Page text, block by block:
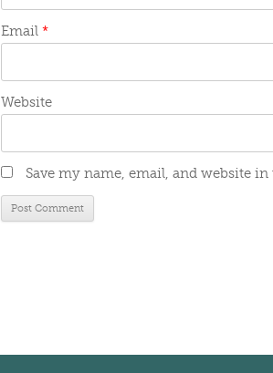
Email *
Website
Save my name, email, and website